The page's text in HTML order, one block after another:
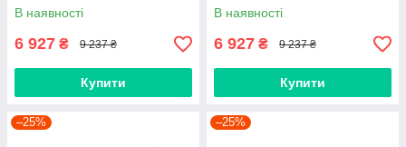
В наявності
6 927 ₴ 9 237 ₴
Купити
В наявності
6 927 ₴ 9 237 ₴
Купити
–25% –25%